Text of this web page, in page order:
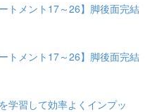
トメント17～26】脚後面完結
トメント17～26】脚後面完結
学習して効率よくインプッ